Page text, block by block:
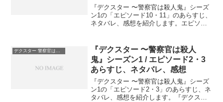
ト、感想
『デクスター 〜警察官は殺人鬼』シーズ
ン1の「エピソード10・11」のあらすじ、
ネタバレ、感想を紹介します。エピソー
あることが判明し始めます。『デクスタ
ー 警察官は...
デクスター 警察官は殺人鬼
『デクスター 〜警察官は殺人
鬼』シーズン1 / エピソード2・3
あらすじ、ネタバレ、感想
『デクスター 〜警察官は殺人鬼』シーズ
ン1の「エピソード2・3」のあらすじ、ネ
タバレ、感想を紹介します。『デクスタ